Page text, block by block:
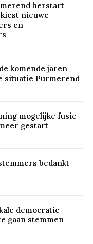
herstart
nieuwe
en
komende jaren
situatie Purmerend
mogelijke fusie
gestart
bedankt
democratie
gaan stemmen